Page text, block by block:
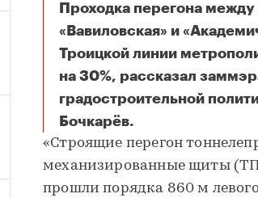
Проходка перегона
«Вавиловская» и
Троицкой линии
на 30%, рассказал
градостроительной
Бочкарёв.
«Строящие перегон
механизированные щиты
прошли порядка 860 м